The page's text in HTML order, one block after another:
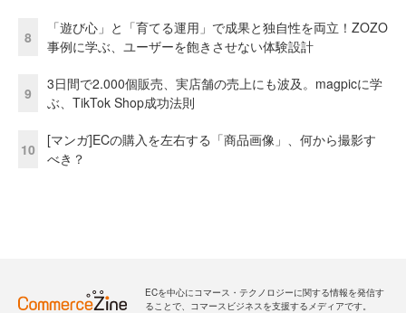
8
「遊び心」と「育てる運用」で成果と独自性を両立！ZOZO
事例に学ぶ、ユーザーを飽きさせない体験設計
9
3日間で2.000個販売、実店舗の売上にも波及。magpicに学
ぶ、TikTok Shop成功法則
10
[マンガ]ECの購入を左右する「商品画像」、何から撮影す
べき？
ECを中心にコマース・テクノロジーに関する情報を発信す
ることで、コマースビジネスを支援するメディアです。